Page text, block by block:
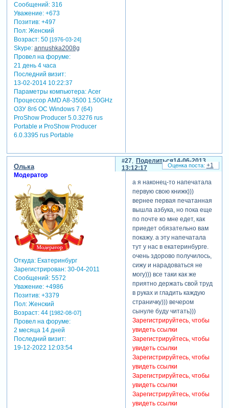
а в случае, если
ответа на ваш
прямо
на сайте
сможете
пообщаться с
нашим онлайн-
консультантом.
кликайте:
Зарегистрируйтесь,
чтобы увидеть
ссылки
p.s. для москвы
и питера есть
курьерская
доставка, а для
жителей
украины все
заказы
рассылаются
нашим
представителем,
поэтому
посылки
доходят очень
Сообщений:316
Уважение: +673
Позитив: +497
Пол:Женский
Возраст:50 [1976-03-24]
Skype: annushka2008g
Провел на форуме:
21 день 4 часа
Последний визит:
13-02-2014 10:22:37
Параметры компьютера:Acer
Процессор AMD A8-3500 1.50GHz
ОЗУ 8гб ОС Windows 7 (64)
ProShow Producer 5.0.3276 rus
Portable и ProShow Producer
6.0.3395 rus Portable
Поделиться
27
14-06-2013
13:12:17
Олька
Модератор
Откуда:Екатеринбург
Зарегистрирован: 30-04-2011
Сообщений:5572
Уважение: +4986
Позитив: +3379
Пол:Женский
Возраст:44 [1982-08-07]
Провел на форуме:
2 месяца 14 дней
Последний визит:
19-12-2022 12:03:54
а я наконец-то напечатала
первую свою книжк)))
вернее первая печатанная
вышла азбука, но пока еще
по почте ко мне едет, как
приедет обязательно вам
покажу. а эту напечатала
тут у нас в екатеринбурге.
очень здорово получилось,
сижу и нарадоваться не
могу))) все таки как же
приятно держать свой труд
в руках и гладить каждую
страничку))) вечером
сынуле буду читать)))
Зарегистрируйтесь, чтобы
увидеть ссылки
Зарегистрируйтесь, чтобы
увидеть ссылки
Зарегистрируйтесь, чтобы
увидеть ссылки
Зарегистрируйтесь, чтобы
увидеть ссылки
Зарегистрируйтесь, чтобы
увидеть ссылки
+1